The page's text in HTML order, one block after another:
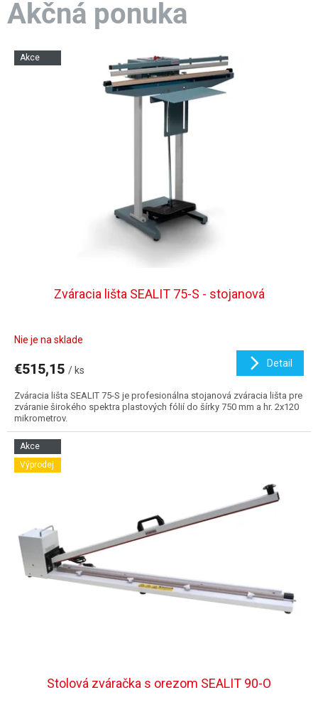
C
K
Akčná ponuka
Akce
Zváracia lišta SEALIT 75-S - stojanová
Nie je na sklade
€515,15 / ks
Detail
Zváracia lišta SEALIT 75-S je profesionálna stojanová zváracia lišta pre
zváranie širokého spektra plastových fólií do šírky 750 mm a hr. 2x120
mikrometrov.
Akce
Výprodej
Stolová zváračka s orezom SEALIT 90-O